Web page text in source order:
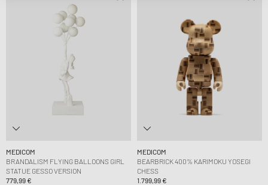
MEDICOM
BRANDALISM FLYING BALLOONS GIRL
STATUE GESSO VERSION
779,99 €
MEDICOM
BEARBRICK 400% KARIMOKU YOSEGI
CHESS
1.799,99 €